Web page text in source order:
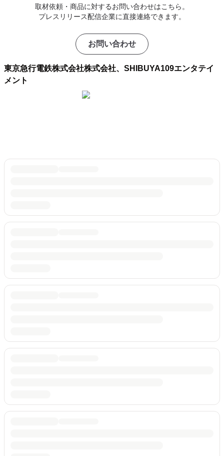
取材依頼・商品に対するお問い合わせはこちら。
プレスリリース配信企業に直接連絡できます。
お問い合わせ
東京急行電鉄株式会社株式会社、SHIBUYA109エンタテイ
メント